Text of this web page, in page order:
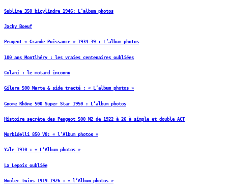
Sublime 350 bicylindre 1946: L’album photos
Jacky Boeuf
Peugeot « Grande Puissance » 1934-39 : L’album photos
100 ans Montlhéry : les vraies centenaires oubliées
Colani : le motard inconnu
Gilera 500 Marte & side tracté : « L’album photos »
Gnome Rhône 500 Super Star 1950 : L’album photos
Histoire secrète des Peugeot 500 M2 de 1922 à 26 à simple et double ACT
Morbidelli 850 V8: « l’Album photos »
Yale 1910 : « L’Album photos »
La Lepoix oubliée
Wooler twins 1919-1926 : « l’Album photos »